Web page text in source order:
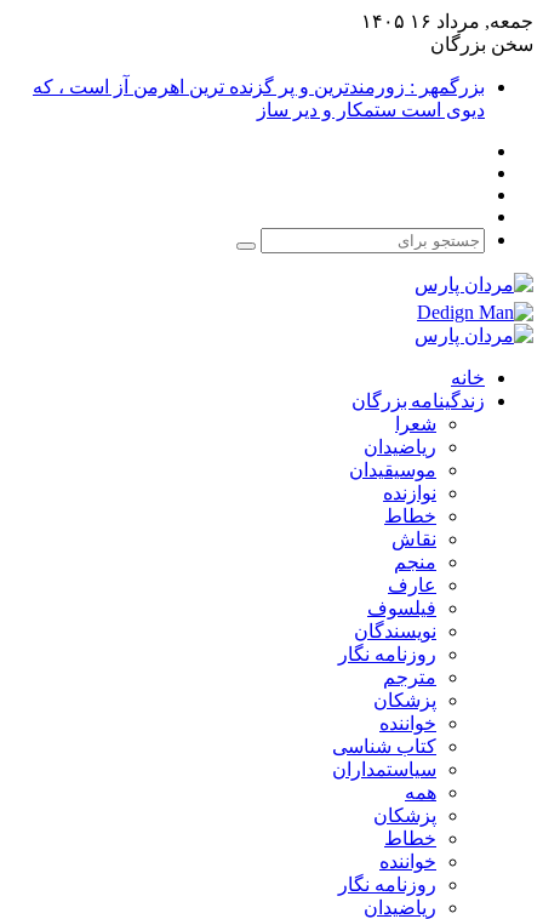
جمعه, مرداد ۱۶ ۱۴۰۵
سخن بزرگان
بزرگمهر : زورمندترین و پر گزنده ترین اهرمن آز است ، که
دیوی است ستمکار و دیر ساز
جستجو
خانه
زندگینامه بزرگان
شعرا
ریاضیدان
موسیقیدان
نوازنده
خطاط
نقاش
منجم
عارف
فیلسوف
نویسندگان
روزنامه نگار
مترجم
پزشکان
خواننده
کتاب شناسی
سیاستمداران
همه
پزشکان
خطاط
خواننده
روزنامه نگار
ریاضیدان